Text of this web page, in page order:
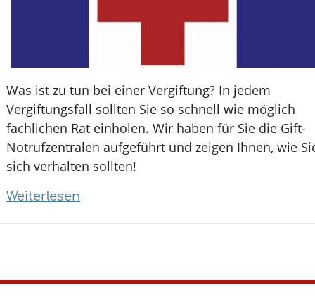
Was ist zu tun bei einer Vergiftung? In jedem
Vergiftungsfall sollten Sie so schnell wie möglich
fachlichen Rat einholen. Wir haben für Sie die Gift-
Notrufzentralen aufgeführt und zeigen Ihnen, wie
sich verhalten sollten!
Weiterlesen